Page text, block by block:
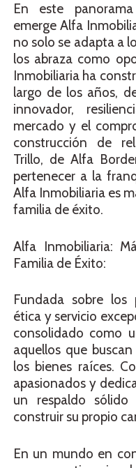
En este
emerge Alfa
no solo se adapta a
los abraza como
Inmobiliaria ha
largo de los años,
innovador,
mercado y el
construcción de
Trillo, de Alfa
pertenecer a la
Alfa Inmobiliaria es
familia de éxito.
Alfa Inmobiliaria:
Familia de Éxito:
Fundada sobre los
ética y servicio
consolidado como
aquellos que
los bienes raíces.
apasionados y
un respaldo sólido
construir su propio
En un mundo en